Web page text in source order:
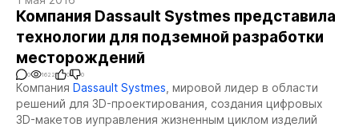
Компания Dassault Systmes представила
технологии для подземной разработки
месторождений
0 1622 0 0
Компания Dassault Systmes , мировой лидер в области
решений для 3D-проектирования, создания цифровых
3D-макетов иуправления жизненным циклом изделий